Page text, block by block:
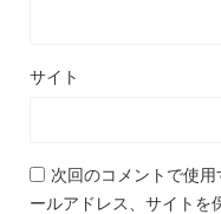
サイト
次回のコメントで使
ールアドレス、サイトを